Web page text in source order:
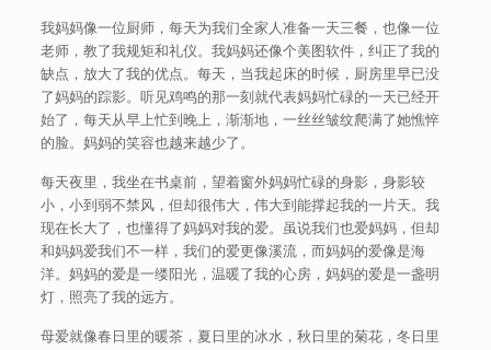
我妈妈像一位厨师，每天为我们全家人准备一天三餐，也像一位
老师，教了我规矩和礼仪。我妈妈还像个美图软件，纠正了我的
缺点，放大了我的优点。每天，当我起床的时候，厨房里早已没
了妈妈的踪影。听见鸡鸣的那一刻就代表妈妈忙碌的一天已经开
始了，每天从早上忙到晚上，渐渐地，一丝丝皱纹爬满了她憔悴
的脸。妈妈的笑容也越来越少了。
每天夜里，我坐在书桌前，望着窗外妈妈忙碌的身影，身影较
小，小到弱不禁风，但却很伟大，伟大到能撑起我的一片天。我
现在长大了，也懂得了妈妈对我的爱。虽说我们也爱妈妈，但却
和妈妈爱我们不一样，我们的爱更像溪流，而妈妈的爱像是海
洋。妈妈的爱是一缕阳光，温暖了我的心房，妈妈的爱是一盏明
灯，照亮了我的远方。
母爱就像春日里的暖茶，夏日里的冰水，秋日里的菊花，冬日里